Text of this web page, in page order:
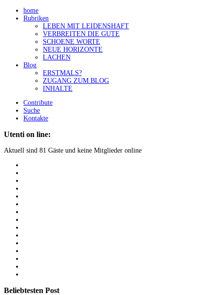
home
Rubriken
LEBEN MIT LEIDENSHAFT
VERBREITEN DIE GUTE
SCHOENE WORTE
NEUE HORIZONTE
LACHEN
Blog
ERSTMALS?
ZUGANG ZUM BLOG
INHALTE
Contribute
Suche
Kontakte
Utenti on line:
Aktuell sind 81 Gäste und keine Mitglieder online
Beliebtesten Post